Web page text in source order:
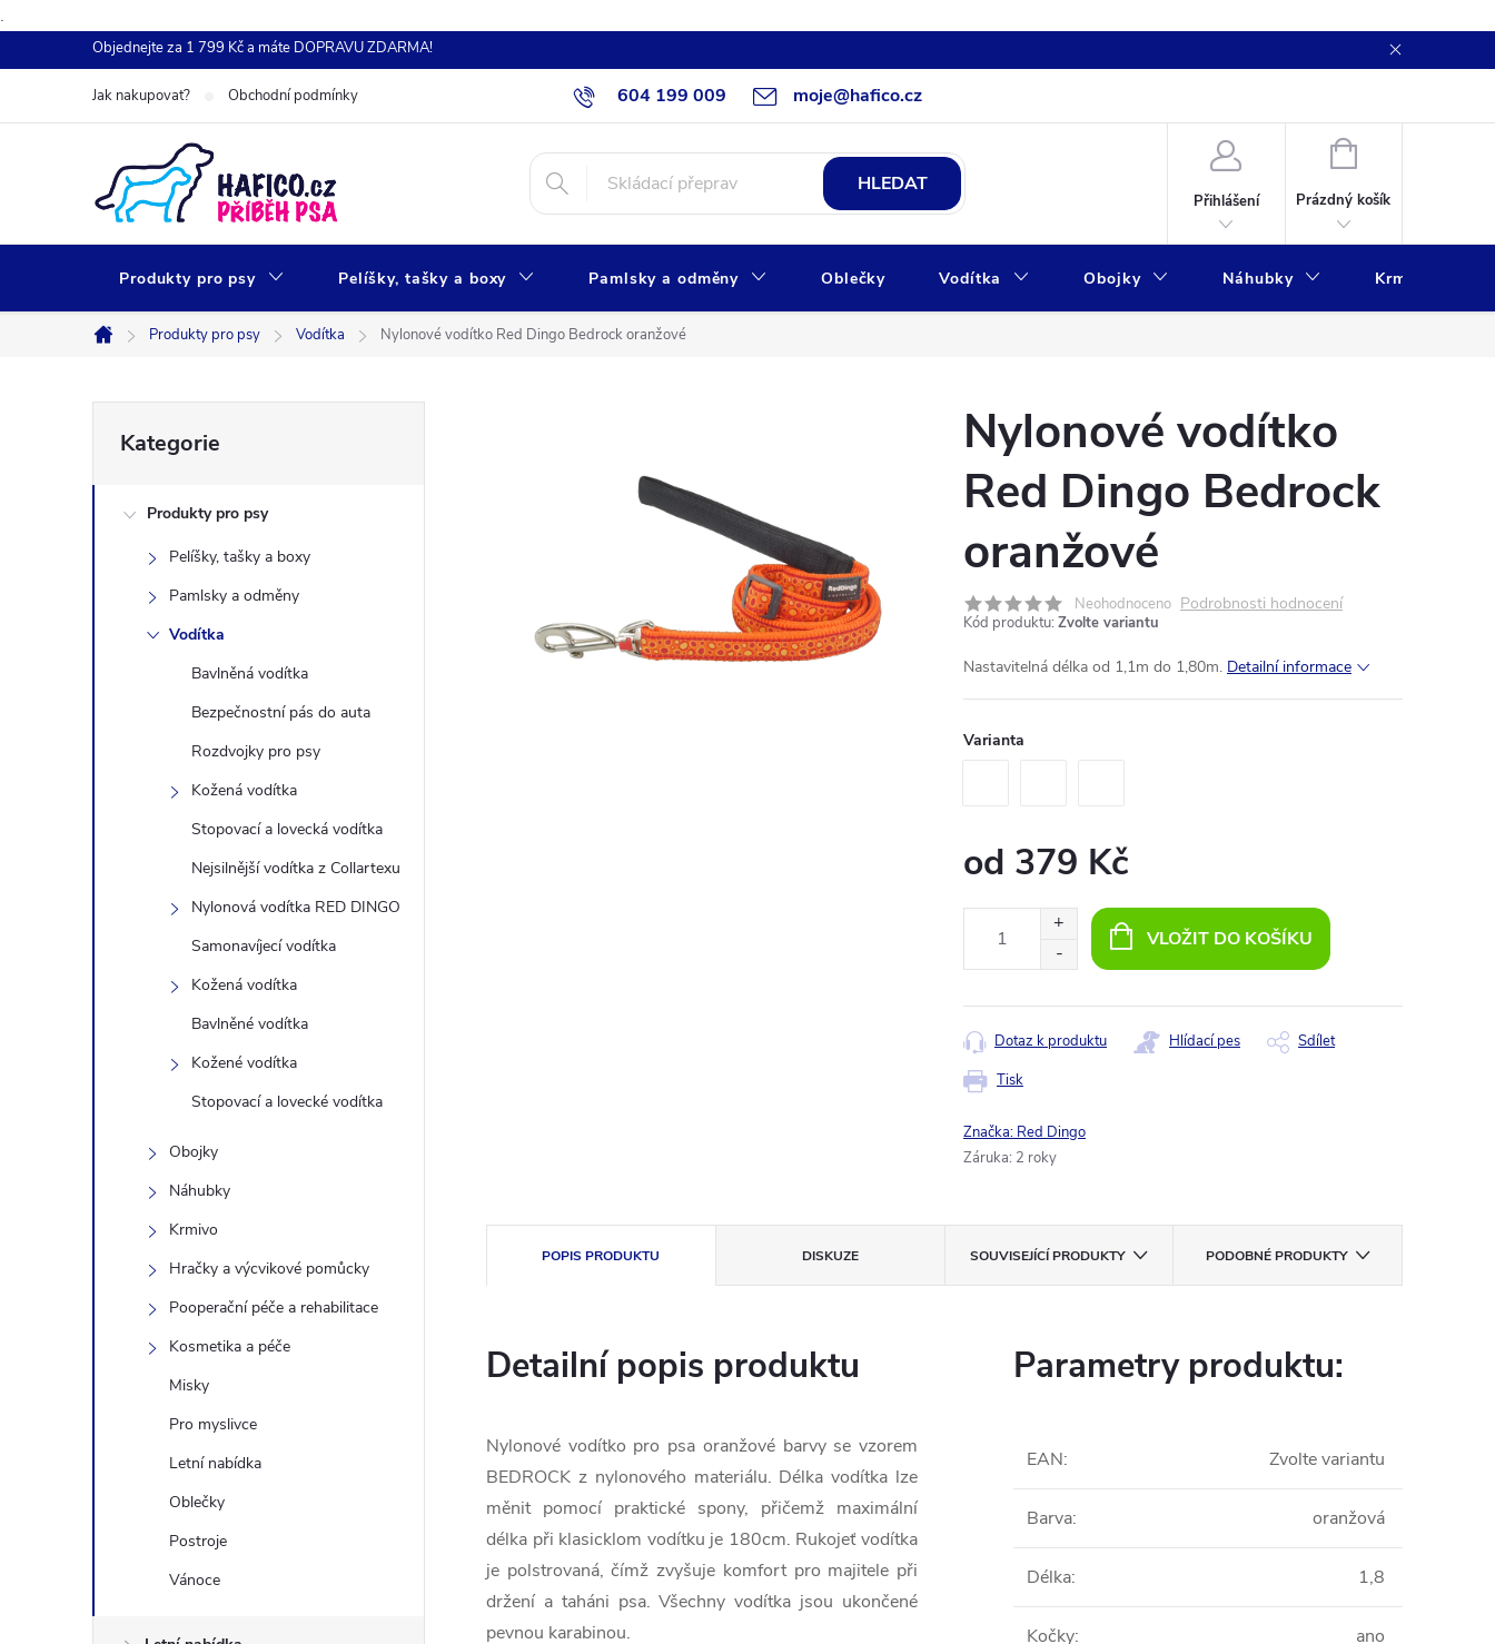
.
na
Objednejte za 1 799 Kč a máte DOPRAVU ZDARMA!
604 199 009 moje@hafico.cz
Jak nakupovat? Obchodní podmínky
HLEDAT
Přihlášení
NÁKUPNÍ
Prázdný košík
Produkty pro psy Pelíšky, tašky a boxy Pamlsky a odměny Oblečky Vodítka Obojky Náhubky Krmivo
Domů
Produkty pro psy Vodítka Nylonové vodítko Red Dingo Bedrock oranžové
o
kategorie
Kategorie
Produkty pro psy
Pelíšky, tašky a boxy
Pamlsky a odměny
Vodítka
Bavlněná vodítka
Bezpečnostní pás do auta
Rozdvojky pro psy
Kožená vodítka
Stopovací a lovecká vodítka
Nejsilnější vodítka z Collartexu
Nylonová vodítka RED DINGO
Samonavíjecí vodítka
Kožená vodítka
Bavlněné vodítka
Kožené vodítka
Stopovací a lovecké vodítka
Obojky
Náhubky
Krmivo
Hračky a výcvikové pomůcky
Pooperační péče a rehabilitace
Kosmetika a péče
Misky
Pro myslivce
Letní nabídka
Oblečky
Postroje
Vánoce
Nylonové vodítko
Red Dingo Bedrock
oranžové
Neohodnoceno Podrobnosti hodnocení
Kód produktu: Zvolte variantu
Nastavitelná délka od 1,1m do 1,80m. Detailní informace
Varianta
od 379 Kč
VLOŽIT DO KOŠÍKU
Tisk
Dotaz k produktu Hlídací pes Sdílet
Značka: Red Dingo
Záruka: 2 roky
POPIS PRODUKTU DISKUZE SOUVISEJÍCÍ PRODUKTY PODOBNÉ PRODUKTY
Detailní popis produktu
Nylonové vodítko pro psa oranžovébarvyse vzorem
BEDROCK z nylonového materiálu. Délka vodítka lze
měnit pomocí praktické spony, přičemž maximální
délka při klasicklom vodítku je 180cm. Rukojeť vodítka
je polstrovaná, čímž zvyšuje komfort pro majitele při
držení a taháni psa. Všechny vodítka jsou ukončené
pevnou karabinou.
Parametry produktu:
EAN: Zvolte variantu
Barva: oranžová
Délka: 1,8
Kočky: ano